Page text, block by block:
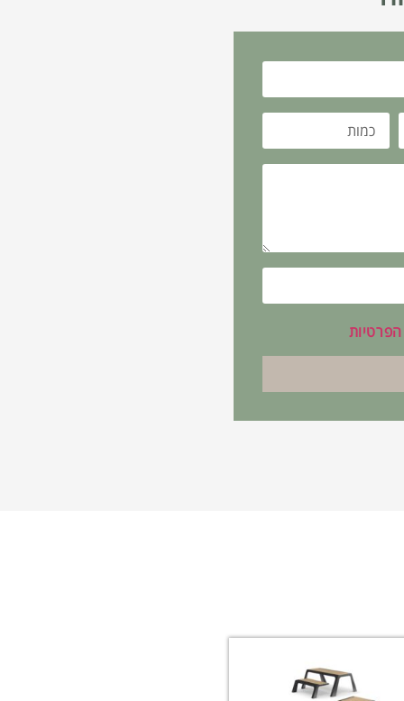
הפרטיות